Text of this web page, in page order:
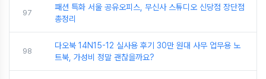
97
패션 특화 서울 공유오피스, 무신사 스튜디오 신당점 장단점
총정리
98
다오북 14N15-12 실사용 후기 30만 원대 사무 업무용 노
트북, 가성비 정말 괜찮을까요?